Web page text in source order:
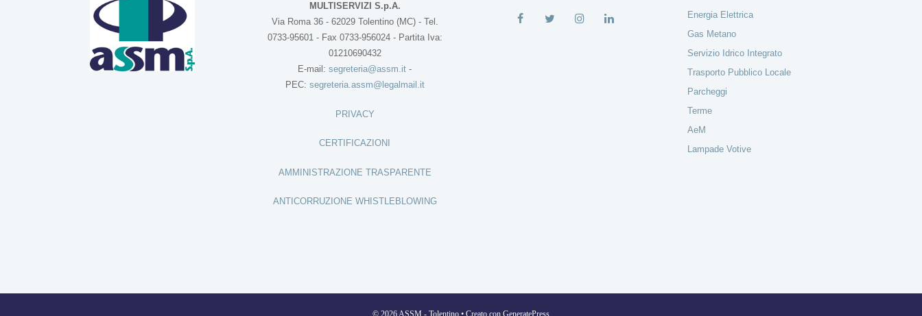
MULTISERVIZI S.p.A.
Via Roma 36 - 62029 Tolentino (MC) - Tel.
0733-95601 - Fax 0733-956024 - Partita Iva:
01210690432
E-mail: segreteria@assm.it -
PEC: segreteria.assm@legalmail.it
PRIVACY
CERTIFICAZIONI
AMMINISTRAZIONE TRASPARENTE
ANTICORRUZIONE WHISTLEBLOWING
Energia Elettrica
Gas Metano
Servizio Idrico Integrato
Trasporto Pubblico Locale
Parcheggi
Terme
AeM
Lampade Votive
© 2026 ASSM - Tolentino • Creato con GeneratePress